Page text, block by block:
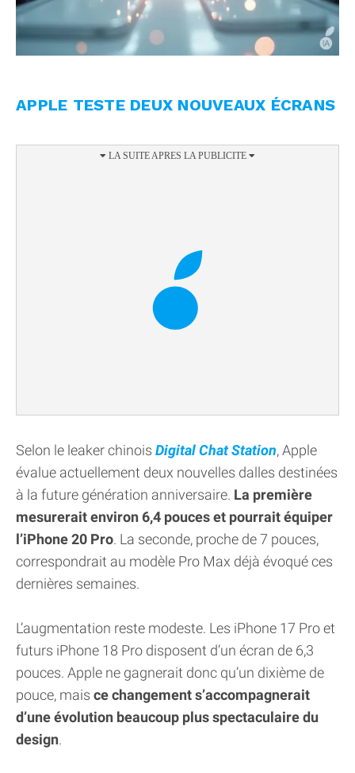
APPLE TESTE DEUX NOUVEAUX ÉCRANS
Selon le leaker chinois Digital Chat Station, Apple
évalue actuellement deux nouvelles dalles destinées
à la future génération anniversaire. La première
mesurerait environ 6,4 pouces et pourrait équiper
l’iPhone 20 Pro. La seconde, proche de 7 pouces,
correspondrait au modèle Pro Max déjà évoqué ces
dernières semaines.
L’augmentation reste modeste. Les iPhone 17 Pro et
futurs iPhone 18 Pro disposent d’un écran de 6,3
pouces. Apple ne gagnerait donc qu’un dixième de
pouce, mais ce changement s’accompagnerait
d’une évolution beaucoup plus spectaculaire du
design.